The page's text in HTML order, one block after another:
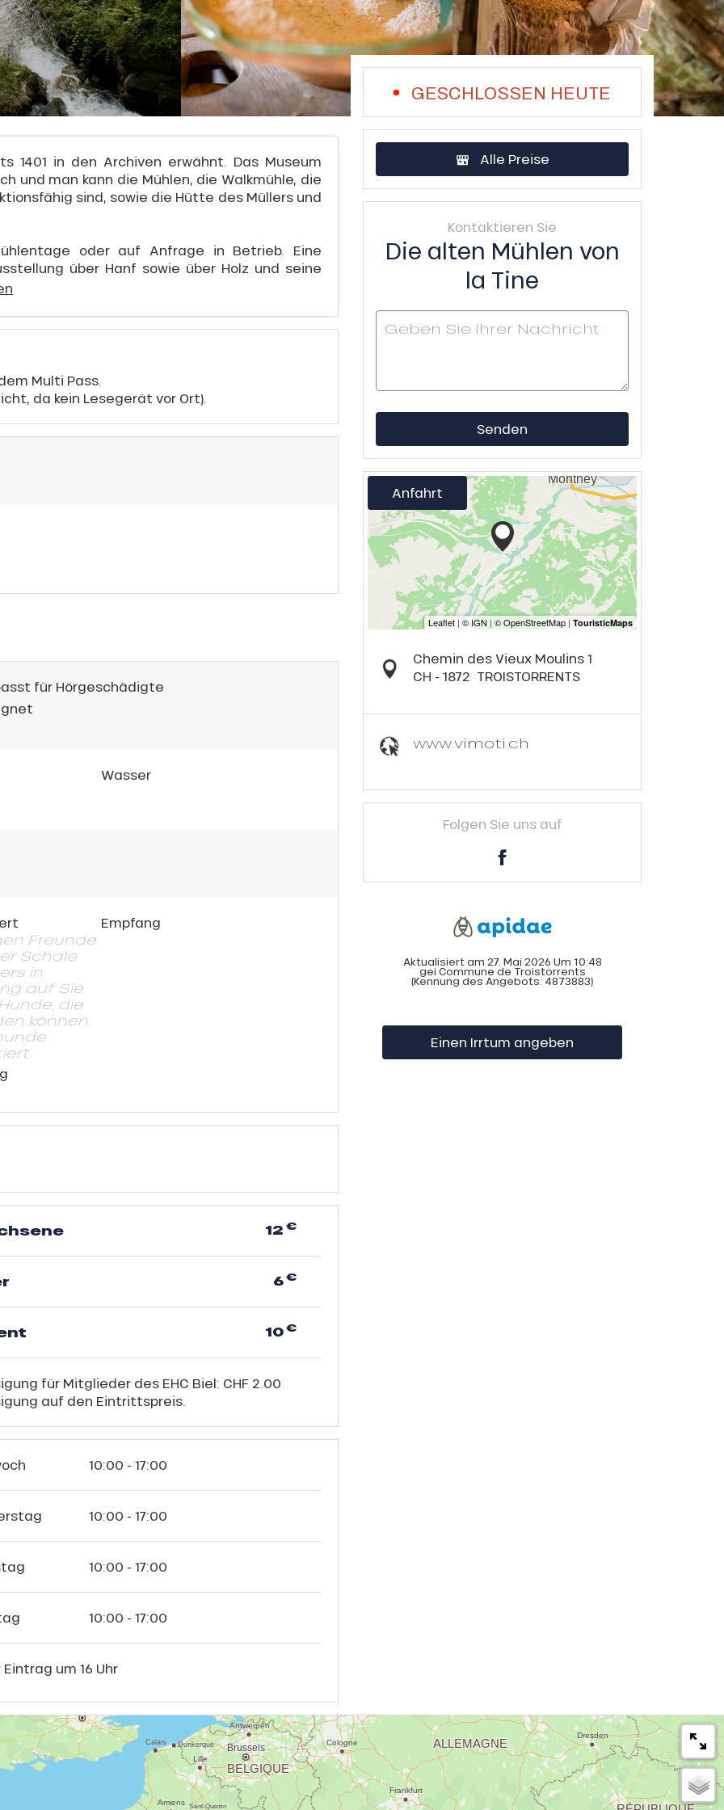
1401 in den Archiven erwähnt. Das Museum
und man kann die Mühlen, die Walkmühle, die
sind, sowie die Hütte des Müllers und
oder auf Anfrage in Betrieb. Eine
über Hanf sowie über Holz und seine
Multi Pass.
da kein Lesegerät vor Ort).
für Hörgeschädigte
Wasser
Freunde
Schale
in
auf Sie
die
können,
Empfang
12 €
6€
10€
für Mitglieder des EHC Biel: CHF 2.00
auf den Eintrittspreis.
10:00 - 17:00
10:00 - 17:00
10:00 - 17:00
10:00 - 17:00
um 16 Uhr
GESCHLOSSEN HEUTE
Alle Preise
Kontaktieren Sie
Die alten Mühlen von
la Tine
Senden
Anfahrt
Chemin des Vieux Moulins 1
CH - 1872 TROISTORRENTS
www.vimoti.ch
Folgen Sie uns auf
Aktualisiert am 27. Mai 2026 Um 10:48
gei Commune de Troistorrents
(Kennung des Angebots: 4873883)
Einen Irrtum angeben